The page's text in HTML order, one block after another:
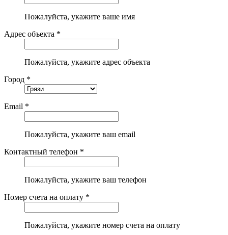
Пожалуйста, укажите ваше имя
Адрес объекта *
Пожалуйста, укажите адрес объекта
Город *
Email *
Пожалуйста, укажите ваш email
Контактный телефон *
Пожалуйста, укажите ваш телефон
Номер счета на оплату *
Пожалуйста, укажите номер счета на оплату